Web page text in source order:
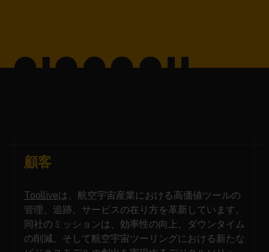
顧客
Toolliveは、航空宇宙産業における高価値ツールの
管理、追跡、サービスの在り方を革新しています。
同社のミッションは、効率性の向上、ダウンタイム
の削減、そして航空宇宙ツーリングにおける新たな